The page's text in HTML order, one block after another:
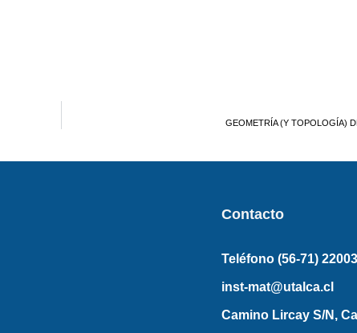
GEOMETRÍA (Y TOPOLOGÍA)
Contacto
Teléfono (56-71)
inst-mat@utalca.cl
Camino Lircay S/N,